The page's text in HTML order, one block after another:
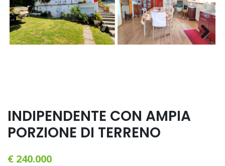
INDIPENDENTE CON AMPIA
PORZIONE DI TERRENO
€ 240.000